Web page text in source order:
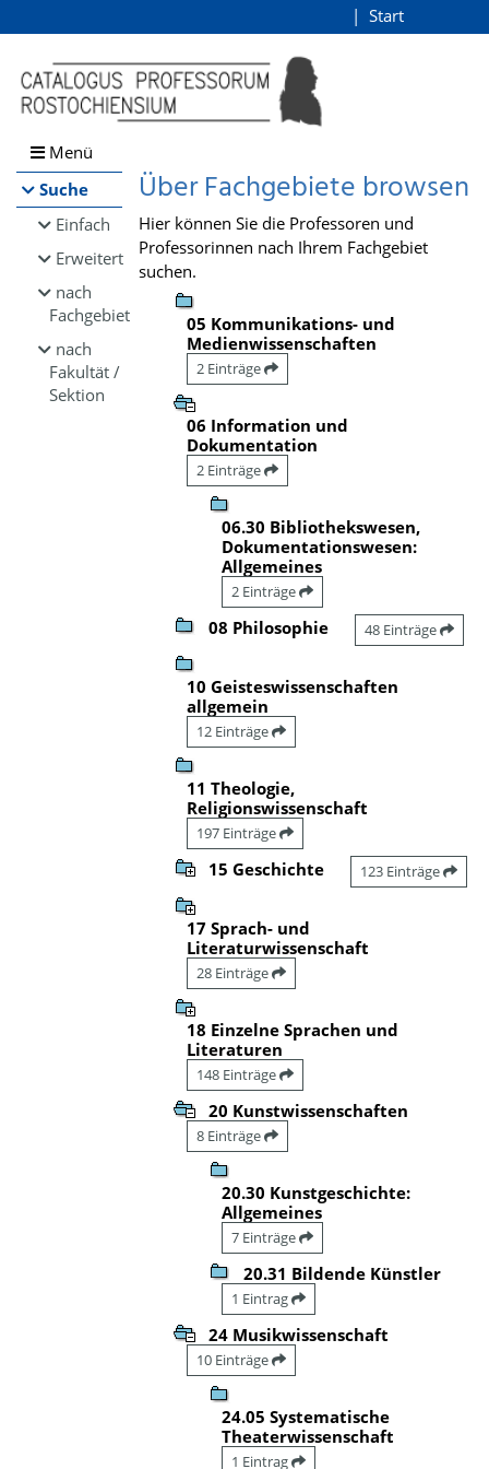
Browsen
direkt zum Inhalt
Start
Menü
Suche
Einfach
Erweitert
nach
Fachgebiet
nach
Fakultät /
Sektion
Über Fachgebiete browsen
Hier können Sie die Professoren und
Professorinnen nach Ihrem Fachgebiet
suchen.
05 Kommunikations- und
Medienwissenschaften
2 Einträge
06 Information und
Dokumentation
2 Einträge
06.30 Bibliothekswesen,
Dokumentationswesen:
Allgemeines
2 Einträge
08 Philosophie 48 Einträge
10 Geisteswissenschaften
allgemein
12 Einträge
11 Theologie,
Religionswissenschaft
197 Einträge
15 Geschichte 123 Einträge
17 Sprach- und
Literaturwissenschaft
28 Einträge
18 Einzelne Sprachen und
Literaturen
148 Einträge
20 Kunstwissenschaften
8 Einträge
20.30 Kunstgeschichte:
Allgemeines
7 Einträge
20.31 Bildende Künstler
1 Eintrag
24 Musikwissenschaft
10 Einträge
24.05 Systematische
Theaterwissenschaft
1 Eintrag